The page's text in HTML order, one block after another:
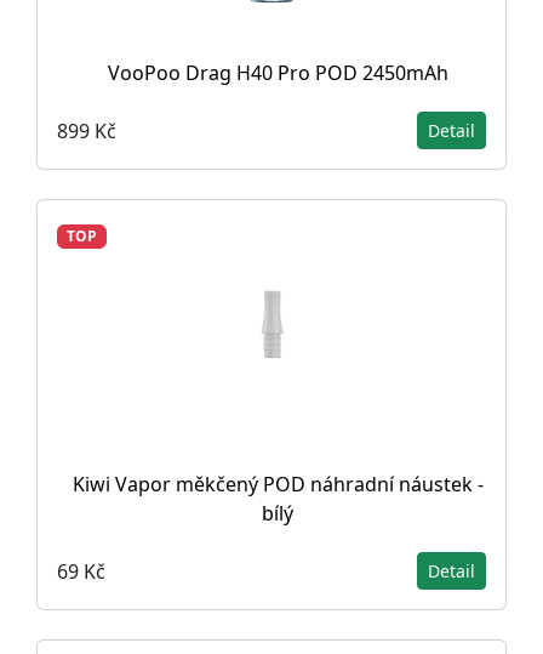
VooPoo Drag H40 Pro POD 2450mAh
899 Kč Detail
TOP
Kiwi Vapor měkčený POD náhradní náustek -
bílý
69 Kč Detail